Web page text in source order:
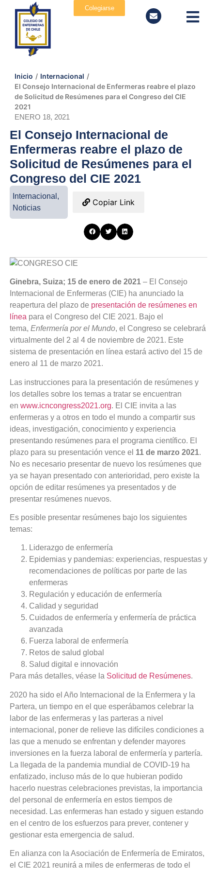
Colegiarse
Inicio / Internacional /
El Consejo Internacional de Enfermeras reabre el plazo
de Solicitud de Resúmenes para el Congreso del CIE
2021
ENERO 18, 2021
El Consejo Internacional de
Enfermeras reabre el plazo de
Solicitud de Resúmenes para el
Congreso del CIE 2021
Internacional ,
Noticias
Copiar Link
Ginebra, Suiza; 15 de enero de 2021 – El Consejo
Internacional de Enfermeras (CIE) ha anunciado la
reapertura del plazo de presentación de resúmenes en
línea para el Congreso del CIE 2021. Bajo el
tema, Enfermería por el Mundo, el Congreso se celebrará
virtualmente del 2 al 4 de noviembre de 2021. Este
sistema de presentación en línea estará activo del 15 de
enero al 11 de marzo 2021.
Las instrucciones para la presentación de resúmenes y
los detalles sobre los temas a tratar se encuentran
en www.icncongress2021.org. El CIE invita a las
enfermeras y a otros en todo el mundo a compartir sus
ideas, investigación, conocimiento y experiencia
presentando resúmenes para el programa científico. El
plazo para su presentación vence el 11 de marzo 2021.
No es necesario presentar de nuevo los resúmenes que
ya se hayan presentado con anterioridad, pero existe la
opción de editar resúmenes ya presentados y de
presentar resúmenes nuevos.
Es posible presentar resúmenes bajo los siguientes
temas:
Liderazgo de enfermería
Epidemias y pandemias: experiencias, respuestas y
recomendaciones de políticas por parte de las
enfermeras
Regulación y educación de enfermería
Calidad y seguridad
Cuidados de enfermería y enfermería de práctica
avanzada
Fuerza laboral de enfermería
Retos de salud global
Salud digital e innovación
Para más detalles, véase la Solicitud de Resúmenes.
2020 ha sido el Año Internacional de la Enfermera y la
Partera, un tiempo en el que esperábamos celebrar la
labor de las enfermeras y las parteras a nivel
internacional, poner de relieve las difíciles condiciones a
las que a menudo se enfrentan y defender mayores
inversiones en la fuerza laboral de enfermería y partería.
La llegada de la pandemia mundial de COVID-19 ha
enfatizado, incluso más de lo que hubieran podido
hacerlo nuestras celebraciones previstas, la importancia
del personal de enfermería en estos tiempos de
necesidad. Las enfermeras han estado y siguen estando
en el centro de los esfuerzos para prever, contener y
gestionar esta emergencia de salud.
En alianza con la Asociación de Enfermería de Emiratos,
el CIE 2021 reunirá a miles de enfermeras de todo el